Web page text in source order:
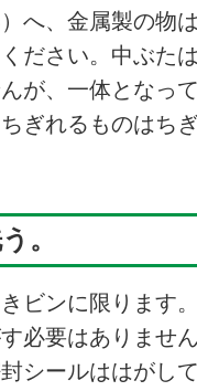
へ、金属製の物
ださい。中ぶた
が、一体となっ
ぎれるものはち
。
ビンに限ります。
必要はありませ
シールははがし